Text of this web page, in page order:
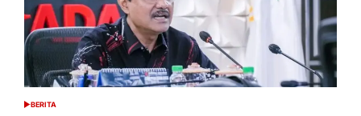
POSTED
BERITA